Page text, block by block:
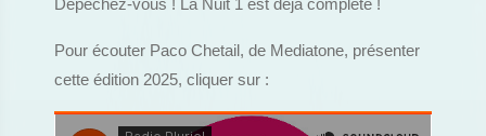
Dépêchez-vous ! La Nuit 1 est déjà complète !
Pour écouter Paco Chetail, de Mediatone, présenter
cette édition 2025, cliquer sur :